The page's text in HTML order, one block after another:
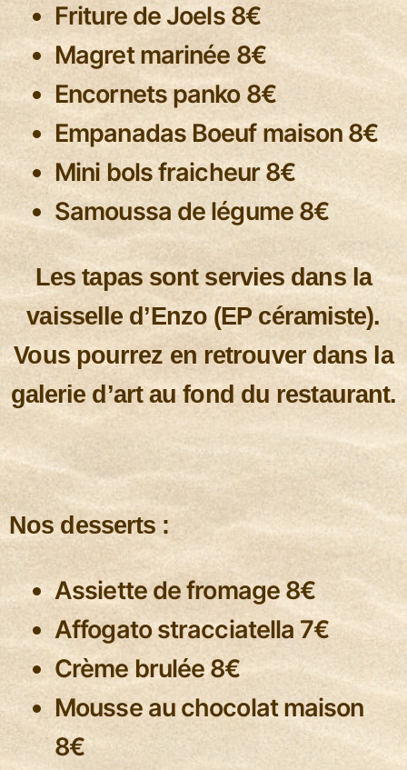
Friture de Joels 8€
Magret marinée 8€
Encornets panko 8€
Empanadas Boeuf maison 8€
Mini bols fraicheur 8€
Samoussa de légume 8€
Les tapas sont servies dans la
vaisselle d’Enzo (EP céramiste).
Vous pourrez en retrouver dans la
galerie d’art au fond du restaurant.
Nos desserts :
Assiette de fromage 8€
Affogato stracciatella 7€
Crème brulée 8€
Mousse au chocolat maison
8€